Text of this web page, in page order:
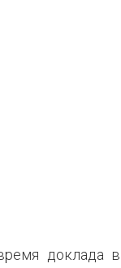
доклада в